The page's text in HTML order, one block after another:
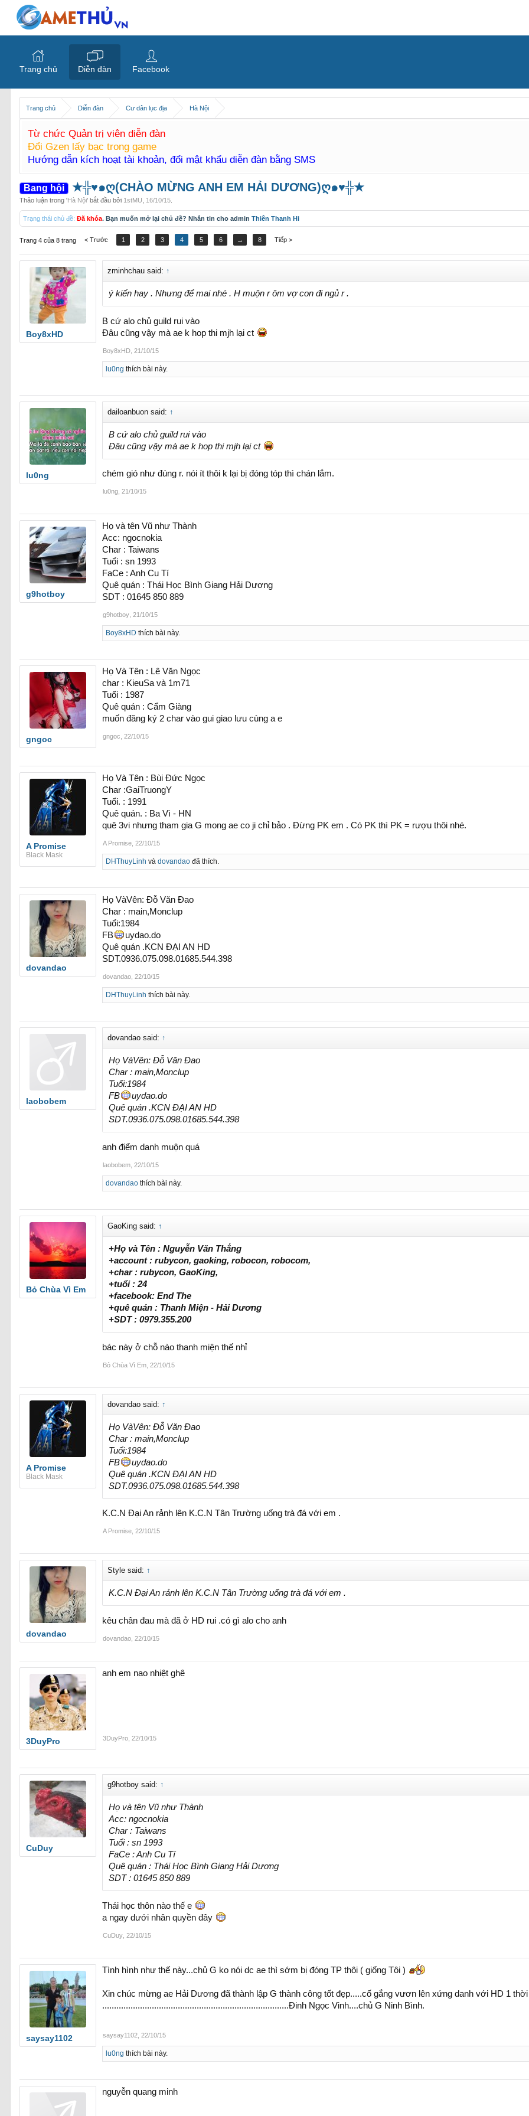
Trang chủ Diễn đàn Cư dân lục địa Hà Nội
Từ chức Quản trị viên diễn đàn
Đổi Gzen lấy bạc trong game
Hướng dẫn kích hoạt tài khoản, đổi mật khẩu diễn đàn bằng SMS
Bang hội ★╬♥๑ღ(CHÀO MỪNG ANH EM HẢI DƯƠNG)ღ๑♥╬★
Thảo luận trong 'Hà Nội' bắt đầu bởi 1stMU 16/10/15
Trạng thái chủ đề: Đã khóa. Bạn muốn mở lại chủ đề? Nhắn tin cho adminThiên Thanh Hi
Trang 4 của 8 trang < Trước 1 2 3 4 5 6 → 8 Tiếp >
Boy8xHD
zminhchau said: ↑
ý kiến hay . Nhưng để mai nhé . H muộn r ôm vợ con đi ngủ r .
B cứ alo chủ guild rui vào
Đâu cũng vậy mà ae k hop thi mjh lại ct
Boy8xHD 21/10/15
lu0ng thích bài này.
lu0ng
dailoanbuon said: ↑
B cứ alo chủ guild rui vào
Đâu cũng vậy mà ae k hop thi mjh lại ct
chém gió như đúng r. nói ít thôi k lại bị đóng tóp thì chán lắm.
lu0ng 21/10/15
g9hotboy
Họ và tên Vũ như Thành
Acc: ngocnokia
Char : Taiwans
Tuổi : sn 1993
FaCe : Anh Cu Tí
Quê quán : Thái Học Bình Giang Hải Dương
SDT : 01645 850 889
g9hotboy 21/10/15
Boy8xHD thích bài này.
gngoc
Họ Và Tên : Lê Văn Ngọc
char : KieuSa và 1m71
Tuổi : 1987
Quê quán : Cẩm Giàng
muốn đăng ký 2 char vào gui giao lưu cùng a e
gngoc 22/10/15
A Promise
Black Mask
Họ Và Tên : Bùi Đức Ngọc
Char :GaiTruongY
Tuổi. : 1991
Quê quán. : Ba Vì - HN
quê 3vi nhưng tham gia G mong ae co ji chỉ bảo . Đừng PK em . Có PK thì PK = rượu thôi nhé.
A Promise 22/10/15
DHThuyLinh vàdovandao đã thích.
dovandao
Họ VàVên: Đỗ Văn Đao
Char : main,Monclup
Tuổi:1984
FB
uydao.do
Quê quán .KCN ĐẠI AN HD
SDT.0936.075.098.01685.544.398
dovandao 22/10/15
DHThuyLinh thích bài này.
laobobem
dovandao said: ↑
Họ VàVên: Đỗ Văn Đao
Char : main,Monclup
Tuổi:1984
FB
uydao.do
Quê quán .KCN ĐẠI AN HD
SDT.0936.075.098.01685.544.398
anh điểm danh muộn quá
laobobem 22/10/15
dovandao thích bài này.
Bỏ Chùa Vì Em
GaoKing said: ↑
+Họ và Tên : Nguyễn Văn Thắng
+account : rubycon, gaoking, robocon, robocom,
+char : rubycon, GaoKing,
+tuổi : 24
+facebook: End The
+quê quán : Thanh Miện - Hải Dương
+SDT : 0979.355.200
bác này ở chỗ nào thanh miện thế nhỉ
Bỏ Chùa Vì Em 22/10/15
A Promise
Black Mask
dovandao said: ↑
Họ VàVên: Đỗ Văn Đao
Char : main,Monclup
Tuổi:1984
FB
uydao.do
Quê quán .KCN ĐẠI AN HD
SDT.0936.075.098.01685.544.398
K.C.N Đại An rảnh lên K.C.N Tân Trường uống trà đá với em .
A Promise 22/10/15
dovandao
Style said: ↑
K.C.N Đại An rảnh lên K.C.N Tân Trường uống trà đá với em .
kêu chân đau mà đã ở HD rui .có gì alo cho anh
dovandao 22/10/15
3DuyPro
anh em nao nhiệt ghê
3DuyPro 22/10/15
CuDuy
g9hotboy said: ↑
Họ và tên Vũ như Thành
Acc: ngocnokia
Char : Taiwans
Tuổi : sn 1993
FaCe : Anh Cu Tí
Quê quán : Thái Học Bình Giang Hải Dương
SDT : 01645 850 889
Thái học thôn nào thế e
a ngay dưới nhân quyền đây
CuDuy 22/10/15
saysay1102
Tình hình như thế này...chủ G ko nói dc ae thì sớm bị đóng TP thôi ( giống Tôi )
Xin chúc mừng ae Hải Dương đã thành lập G thành công tốt đẹp.....cố gắng vươn lên xứng danh với HD 1
...............................................................................Đinh Ngọc Vinh....chủ G Ninh Bình.
saysay1102 22/10/15
lu0ng thích bài này.
nguyễn quang minh
Trang chủ Diễn đàn Facebook